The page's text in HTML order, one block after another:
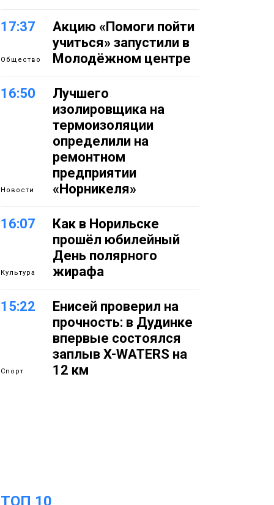
17:37
Общество
Акцию «Помоги пойти
учиться» запустили в
Молодёжном центре
16:50
Новости
Лучшего
изолировщика на
термоизоляции
определили на
ремонтном
предприятии
«Норникеля»
16:07
Культура
Как в Норильске
прошёл юбилейный
День полярного
жирафа
15:22
Спорт
Енисей проверил на
прочность: в Дудинке
впервые состоялся
заплыв X-WATERS на
12 км
ТОП 10